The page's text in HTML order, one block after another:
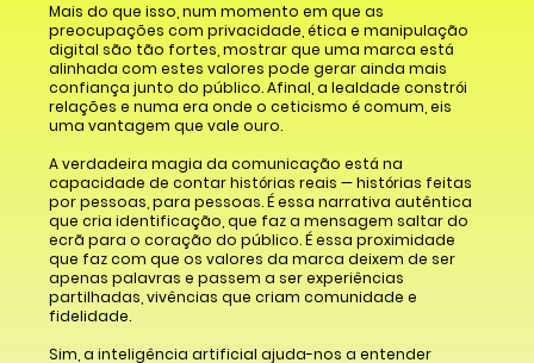
Mais do que isso, num momento em que as
preocupações com privacidade, ética e manipulação
digital são tão fortes, mostrar que uma marca está
alinhada com estes valores pode gerar ainda mais
confiança junto do público. Afinal, a lealdade constrói
relações e numa era onde o ceticismo é comum, eis
uma vantagem que vale ouro.
A verdadeira magia da comunicação está na
capacidade de contar histórias reais — histórias feitas
por pessoas, para pessoas. É essa narrativa autêntica
que cria identificação, que faz a mensagem saltar do
ecrã para o coração do público. É essa proximidade
que faz com que os valores da marca deixem de ser
apenas palavras e passem a ser experiências
partilhadas, vivências que criam comunidade e
fidelidade.
Sim, a inteligência artificial ajuda-nos a entender